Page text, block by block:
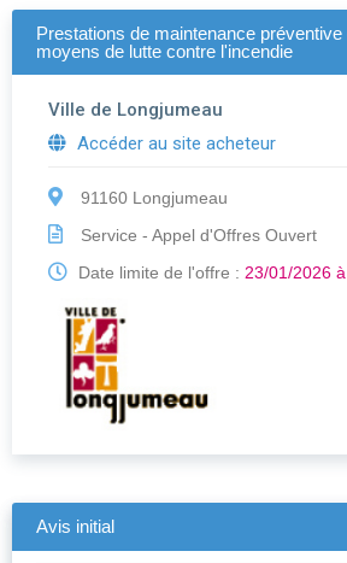
Prestations de maintenance
moyens de lutte contre l'incendie
Ville de Longjumeau
Accéder au site acheteur
91160 Longjumeau
Service - Appel d'Offres Ouvert
Date limite de l'offre : 23/01/2026
Avis initial